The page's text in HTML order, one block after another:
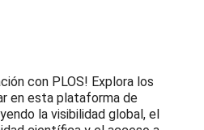
con PLOS! Explora los
en esta plataforma de
la visibilidad global, el